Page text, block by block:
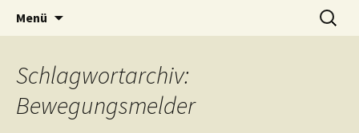
Menü
Suchen
nach:
Schlagwortarchiv:
Bewegungsmelder